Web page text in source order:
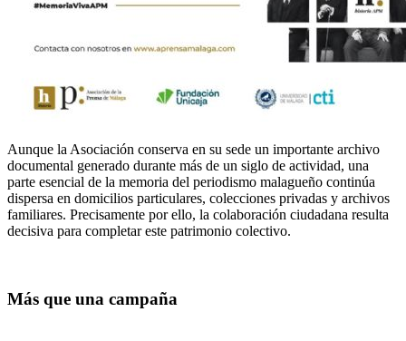
Aunque la Asociación conserva en su sede un importante archivo
documental generado durante más de un siglo de actividad, una
parte esencial de la memoria del periodismo malagueño continúa
dispersa en domicilios particulares, colecciones privadas y archivos
familiares. Precisamente por ello, la colaboración ciudadana resulta
decisiva para completar este patrimonio colectivo.
Más que una campaña